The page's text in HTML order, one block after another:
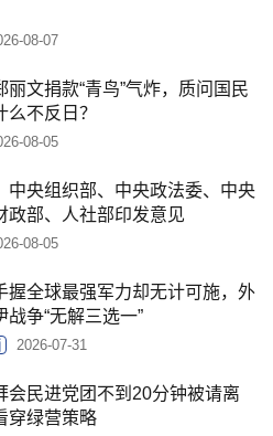
08-07
丽文捐款“青鸟”气炸，质问国民
么不反日？
08-05
中央组织部、中央政法委、中央
政部、人社部印发意见
08-05
握全球最强军力却无计可施，外
战争“无解三选一”
2026-07-31
会民进党团不到20分钟被请离
穿绿营策略